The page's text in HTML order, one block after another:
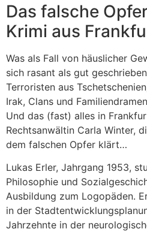
Das falsche
Krimi aus
Was als Fall von häuslicher
sich rasant als gut
Terroristen aus
Irak, Clans und
Und das (fast) alles in
Rechtsanwältin Carla Winter,
dem falschen Opfer klärt…
Lukas Erler, Jahrgang 1953,
Philosophie und
Ausbildung zum Logopäden.
in der
Jahrzehnte in der